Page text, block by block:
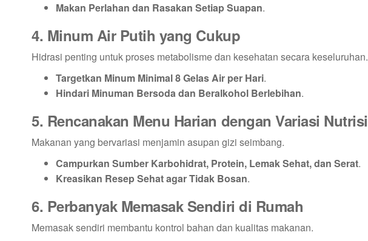
Makan Perlahan dan Rasakan Setiap Suapan.
4. Minum Air Putih yang Cukup
Hidrasi penting untuk proses metabolisme dan kesehatan secara keseluruhan.
Targetkan Minum Minimal 8 Gelas Air per Hari.
Hindari Minuman Bersoda dan Beralkohol Berlebihan.
5. Rencanakan Menu Harian dengan Variasi Nutrisi
Makanan yang bervariasi menjamin asupan gizi seimbang.
Campurkan Sumber Karbohidrat, Protein, Lemak Sehat, dan Serat.
Kreasikan Resep Sehat agar Tidak Bosan.
6. Perbanyak Memasak Sendiri di Rumah
Memasak sendiri membantu kontrol bahan dan kualitas makanan.